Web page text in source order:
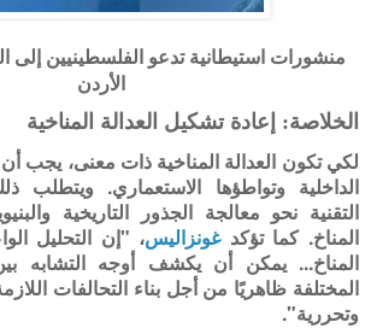
منشورات استيطانية تدعو الفلسطينيين إلى
الأردن
الخلاصة: إعادة تشكيل العدالة المناخية
لكي تكون العدالة المناخية ذات معنى، يجب أن
الداخلية وتواطؤها الاستعماري. ويتطلب
التقنية نحو معالجة الجذور التاريخية
المناخ. كما تؤكدغونزاليس، "إن التحليل
المناخ... يمكن أن يكشف أوجه التشابه
المختلفة ظاهريًا من أجل بناء التحالفات
وتحررية".